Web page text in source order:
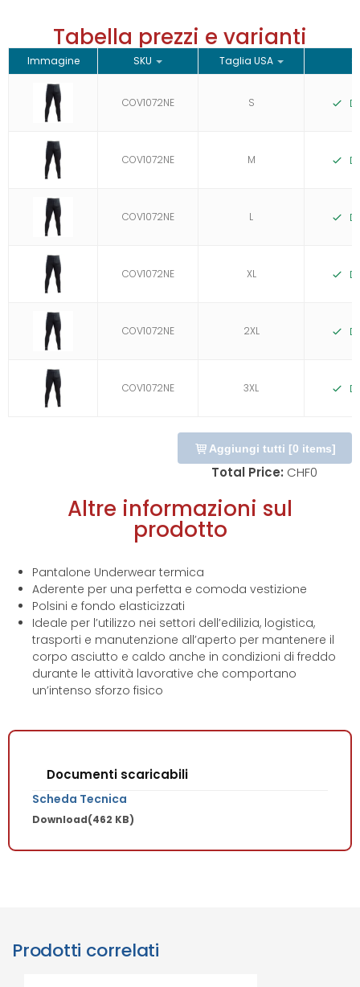
Tabella prezzi e varianti
Immagine SKU Taglia USA
COV1072NE S
COV1072NE M
COV1072NE L
COV1072NE XL
COV1072NE 2XL
COV1072NE 3XL
Aggiungi tutti [0 items]
Total Price: CHF0
Altre informazioni sul
prodotto
Pantalone Underwear termica
Aderente per una perfetta e comoda vestizione
Polsini e fondo elasticizzati
Ideale per l’utilizzo nei settori dell’edilizia, logistica,
trasporti e manutenzione all’aperto per mantenere il
corpo asciutto e caldo anche in condizioni di freddo
durante le attività lavorative che comportano
un’intenso sforzo fisico
Documenti scaricabili
Scheda Tecnica
Download(462 KB)
Prodotti correlati